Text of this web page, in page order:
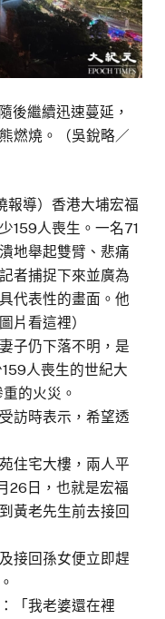
後繼續迅速蔓延，
燃燒。（吳銳略／
報導）香港大埔宏福
159人喪生。一名71
地舉起雙臂、悲痛
者捕捉下來並廣為
代表性的畫面。他
片看這裡）
子仍下落不明，是
人喪生的世紀大
的火災。
訪時表示，希望透
住宅大樓，兩人平
26日，也就是宏福
黃老先生前去接回
接回孫女便立即趕
「我老婆還在裡